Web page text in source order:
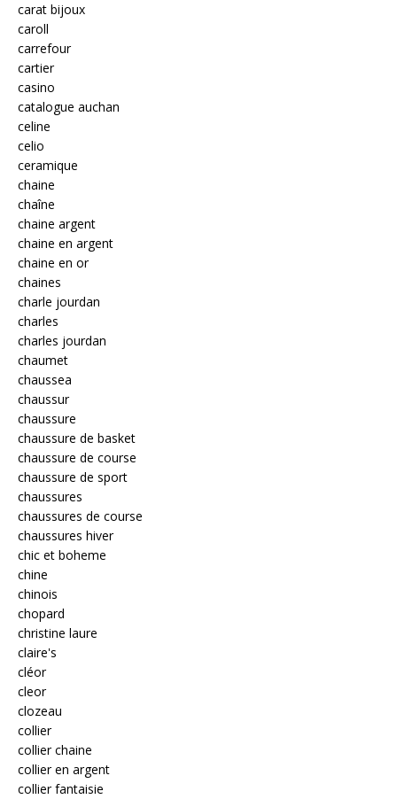
carat bijoux
caroll
carrefour
cartier
casino
catalogue auchan
celine
celio
ceramique
chaine
chaîne
chaine argent
chaine en argent
chaine en or
chaines
charle jourdan
charles
charles jourdan
chaumet
chaussea
chaussur
chaussure
chaussure de basket
chaussure de course
chaussure de sport
chaussures
chaussures de course
chaussures hiver
chic et boheme
chine
chinois
chopard
christine laure
claire's
cléor
cleor
clozeau
collier
collier chaine
collier en argent
collier fantaisie